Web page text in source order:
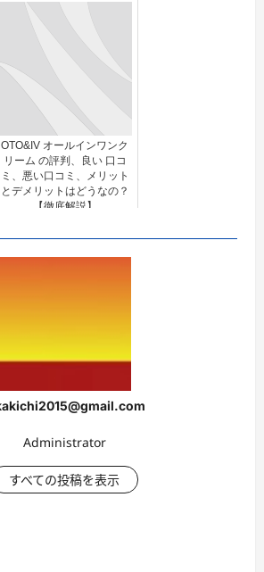
OTO&IV オールインワンク
リーム の評判、良い 口コ
ミ、悪い口コミ、メリット
とデメリットはどうなの？
【徹底解説】
Administrator
すべての投稿を表示